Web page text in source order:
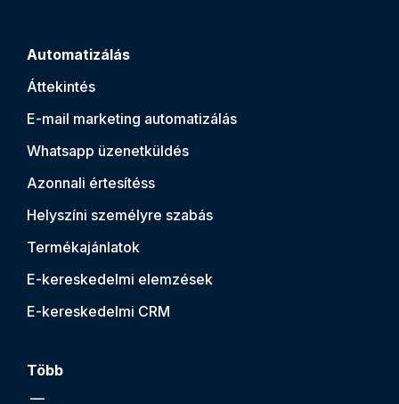
Automatizálás
Áttekintés
E-mail marketing automatizálás
Whatsapp üzenetküldés
Azonnali értesítéss
Helyszíni személyre szabás
Termékajánlatok
E-kereskedelmi elemzések
E-kereskedelmi CRM
Több